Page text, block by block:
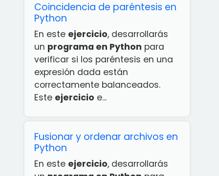
Coincidencia de paréntesis en
Python
En este ejercicio, desarrollarás
un programa en Python para
verificar si los paréntesis en una
expresión dada están
correctamente balanceados.
Este ejercicio e...
Fusionar y ordenar archivos en
Python
En este ejercicio, desarrollarás